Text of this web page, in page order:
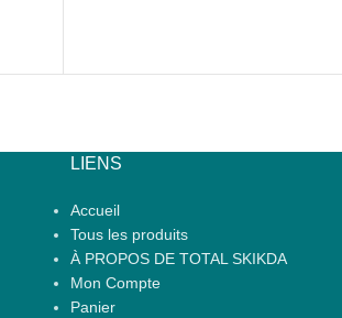
LIENS
Accueil
Tous les produits
À PROPOS DE TOTAL SKIKDA
Mon Compte
Panier